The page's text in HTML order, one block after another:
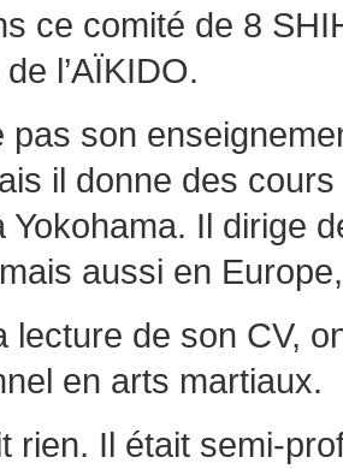
ce comité de 8
l’AÏKIDO.
pas son
il donne des
Yokohama. Il dirige
aussi en
lecture de son CV,
en arts martiaux.
rien. Il était semi-